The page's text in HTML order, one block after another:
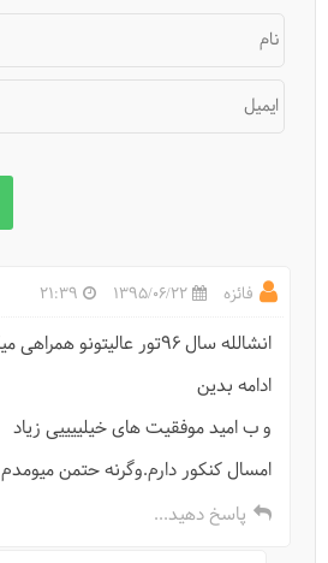
نام
ایمیل
فائزه 1395/06/22
21:39
انشالله سال 96تور عالیتونو همراهی میکنم
ادامه بدین
و ب امید موفقیت های خیلییییی زیاد
امسال کنکور دارم.وگرنه حتمن میومدم
پاسخ دهید...